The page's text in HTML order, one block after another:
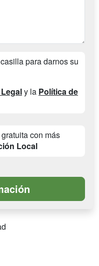
para darnos su
y la Política de
con más
Local